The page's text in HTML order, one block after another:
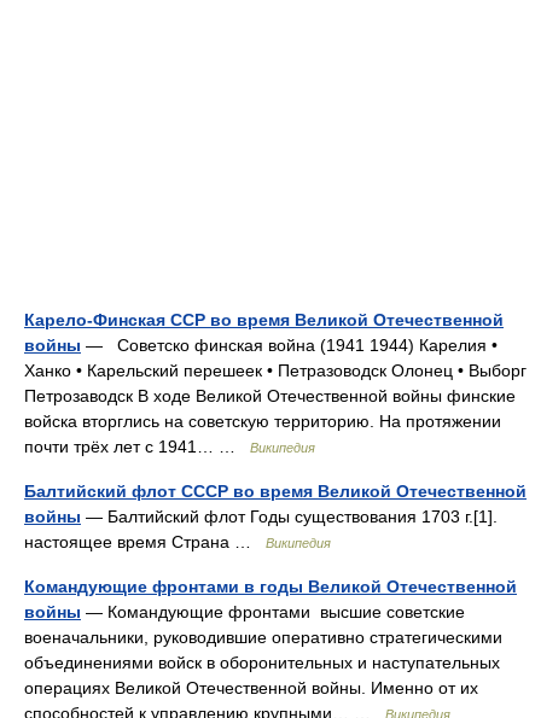
Карело-Финская ССР во время Великой Отечественной
войны — Советско финская война (1941 1944) Карелия •
Ханко • Карельский перешеек • Петразоводск Олонец • Выборг
Петрозаводск В ходе Великой Отечественной войны финские
войска вторглись на советскую территорию. На протяжении
почти трёх лет с 1941… …
Википедия
Балтийский флот СССР во время Великой Отечественной
войны — Балтийский флот Годы существования 1703 г.[1].
настоящее время Страна …
Википедия
Командующие фронтами в годы Великой Отечественной
войны — Командующие фронтами высшие советские
военачальники, руководившие оперативно стратегическими
объединениями войск в оборонительных и наступательных
операциях Великой Отечественной войны. Именно от их
способностей к управлению крупными… …
Википедия